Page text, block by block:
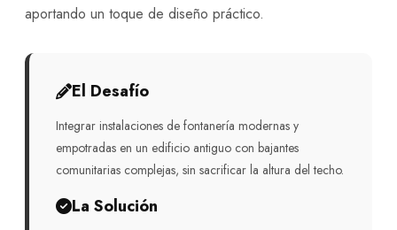
aportando un toque de diseño práctico.
El Desafío
Integrar instalaciones de fontanería modernas y
empotradas en un edificio antiguo con bajantes
comunitarias complejas, sin sacrificar la altura del techo.
La Solución